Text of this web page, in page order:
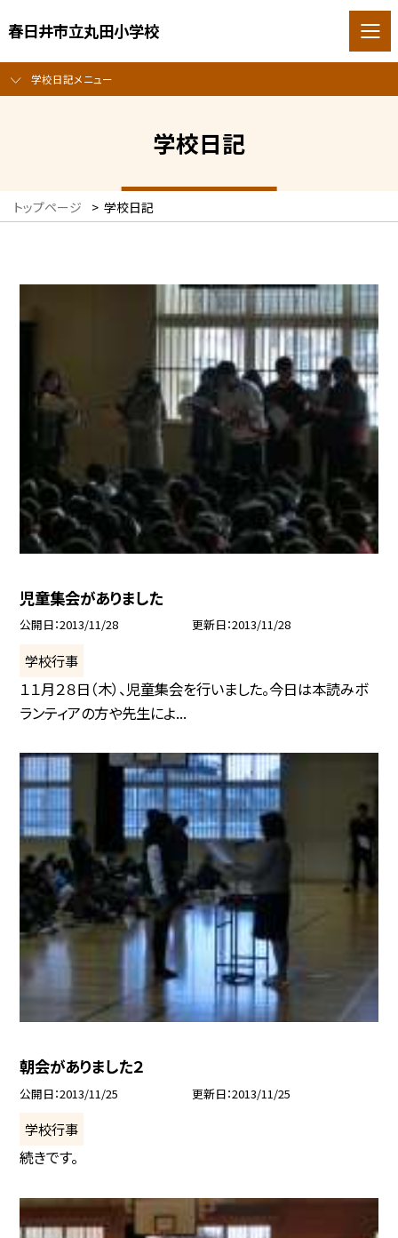
春日井市立丸田小学校
学校日記メニュー
学校日記
トップページ > 学校日記
児童集会がありました
公開日 2013/11/28 更新日 2013/11/28
学校行事
１１月２８日（木）、児童集会を行いました。今日は本読みボ
ランティアの方や先生によ...
朝会がありました２
公開日 2013/11/25 更新日 2013/11/25
学校行事
続きです。